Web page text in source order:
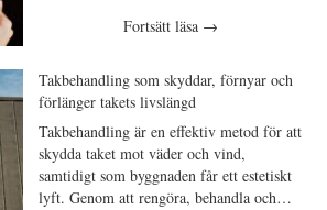
Fortsätt läsa →
Takbehandling som skyddar, förnyar och
förlänger takets livslängd
Takbehandling är en effektiv metod för att
skydda taket mot väder och vind,
samtidigt som byggnaden får ett estetiskt
lyft. Genom att rengöra, behandla och…